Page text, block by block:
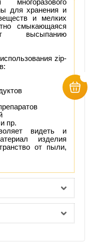
для хранения и
и мелких
смыкающаяся
высыпанию
zip-
пр.
видеть и
изделия
от пыли,